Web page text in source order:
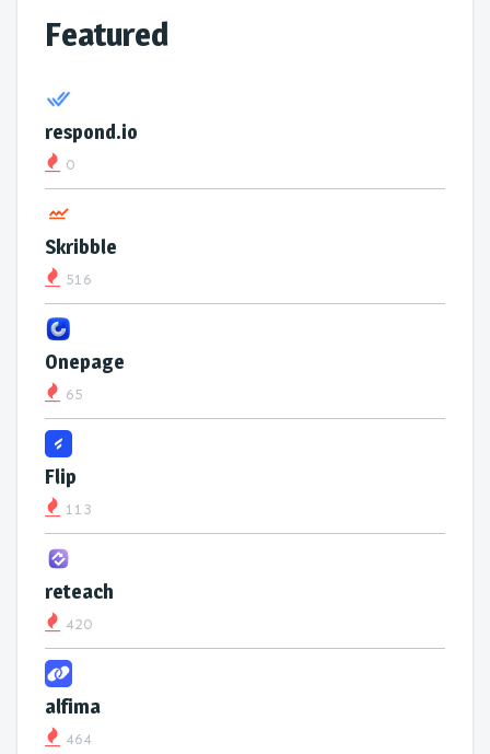
Featured
respond.io
0
Skribble
516
Onepage
65
Flip
113
reteach
420
alfima
464